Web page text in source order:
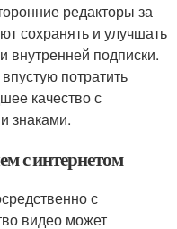
редакторы за
сохранять и улучшать
внутренней подписки.
потратить
качество с
знаками.
с интернетом
с
видео может